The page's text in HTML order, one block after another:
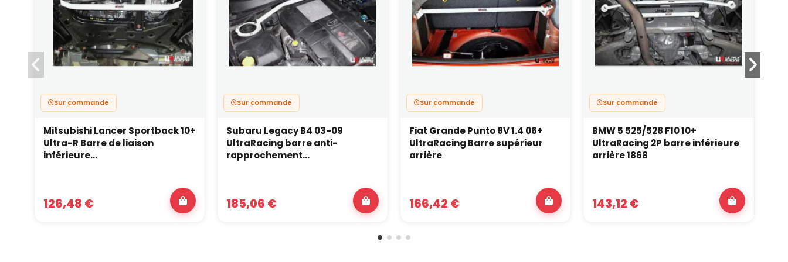
Sur commande
Mitsubishi Lancer Sportback 10+
Ultra-R Barre de liaison
inférieure...
126,48 €
Sur commande
Subaru Legacy B4 03-09
UltraRacing barre anti-
rapprochement...
185,06 €
Sur commande
Fiat Grande Punto 8V 1.4 06+
UltraRacing Barre supérieur
arrière
166,42 €
Sur commande
BMW 5 525/528 F10 10+
UltraRacing 2P barre inférieure
arrière 1868
143,12 €